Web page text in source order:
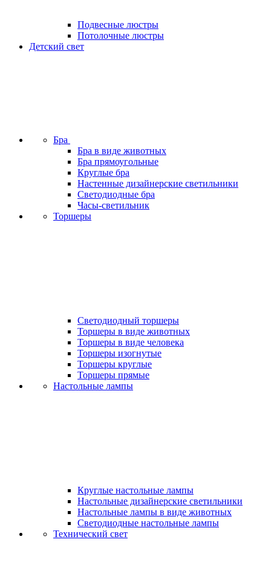
Подвесные люстры
Потолочные люстры
Детский свет
Бра
Бра в виде животных
Бра прямоугольные
Круглые бра
Настенные дизайнерские светильники
Светодиодные бра
Часы-светильник
Торшеры
Светодиодный торшеры
Торшеры в виде животных
Торшеры в виде человека
Торшеры изогнутые
Торшеры круглые
Торшеры прямые
Настольные лампы
Круглые настольные лампы
Настольные дизайнерские светильники
Настольные лампы в виде животных
Светодиодные настольные лампы
Технический свет